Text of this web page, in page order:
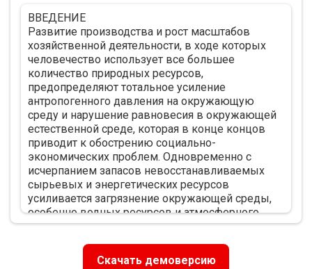
их оценка 21
2.2. Проблемы использования природно-
ресурсного потенциала Республики Бурятия 33
ГЛАВА 3. ПОВЫШЕНИЕ ЭФФЕКТИВНОСТИ
ИСПОЛЬЗОВАНИЯ ПРИРОДНО-РЕСУРСНОГО
ПОТЕНЦИАЛА РЕСПУБЛИКИ БУРЯТИЯ 43
3.1. Опыт регионального природопользования в
зарубежных странах 43
3.2. Стратегические направления
совершенствования природопользования в
Республике Бурятия 56
ЗАКЛЮЧЕНИЕ 66
СПИСОК ИСПОЛЬЗОВАННЫХ ИСТОЧНИКОВ 69
ПРИЛОЖЕНИЯ 73
ВВЕДЕНИЕ
Развитие производства и рост масштабов
хозяйственной деятельности, в ходе которых
человечество использует все большее
количество природных ресурсов,
предопределяют тотальное усиление
антропогенного давления на окружающую
среду и нарушение равновесия в окружающей
естественной среде, которая в конце концов
приводит к обострению социально-
экономических проблем. Одновременно с
исчерпанием запасов невосстанавливаемых
сырьевых и энергетических ресурсов
усиливается загрязнение окружающей среды,
особенно водных ресурсов и атмосферного
воздуха, уменьшаются площади лесов и
виды растений, животных и тому подобное. Как
Скачать демоверсию